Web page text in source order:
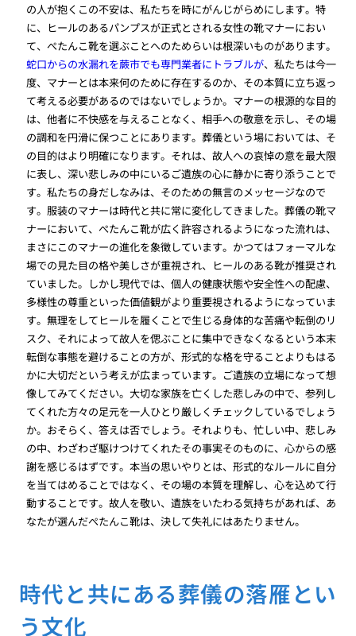
の人が抱くこの不安は、私たちを時にがんじがらめにします。特
に、ヒールのあるパンプスが正式とされる女性の靴マナーにおい
て、ぺたんこ靴を選ぶことへのためらいは根深いものがあります。
蛇口からの水漏れを蕨市でも専門業者にトラブルが、私たちは今一
度、マナーとは本来何のために存在するのか、その本質に立ち返っ
て考える必要があるのではないでしょうか。マナーの根源的な目的
は、他者に不快感を与えることなく、相手への敬意を示し、その場
の調和を円滑に保つことにあります。葬儀という場においては、そ
の目的はより明確になります。それは、故人への哀悼の意を最大限
に表し、深い悲しみの中にいるご遺族の心に静かに寄り添うことで
す。私たちの身だしなみは、そのための無言のメッセージなので
す。服装のマナーは時代と共に常に変化してきました。葬儀の靴マ
ナーにおいて、ぺたんこ靴が広く許容されるようになった流れは、
まさにこのマナーの進化を象徴しています。かつてはフォーマルな
場での見た目の格や美しさが重視され、ヒールのある靴が推奨され
ていました。しかし現代では、個人の健康状態や安全性への配慮、
多様性の尊重といった価値観がより重要視されるようになっていま
す。無理をしてヒールを履くことで生じる身体的な苦痛や転倒のリ
スク、それによって故人を偲ぶことに集中できなくなるという本末
転倒な事態を避けることの方が、形式的な格を守ることよりもはる
かに大切だという考えが広まっています。ご遺族の立場になって想
像してみてください。大切な家族を亡くした悲しみの中で、参列し
てくれた方々の足元を一人ひとり厳しくチェックしているでしょう
か。おそらく、答えは否でしょう。それよりも、忙しい中、悲しみ
の中、わざわざ駆けつけてくれたその事実そのものに、心からの感
謝を感じるはずです。本当の思いやりとは、形式的なルールに自分
を当てはめることではなく、その場の本質を理解し、心を込めて行
動することです。故人を敬い、遺族をいたわる気持ちがあれば、あ
なたが選んだぺたんこ靴は、決して失礼にはあたりません。
時代と共にある葬儀の落雁とい
う文化